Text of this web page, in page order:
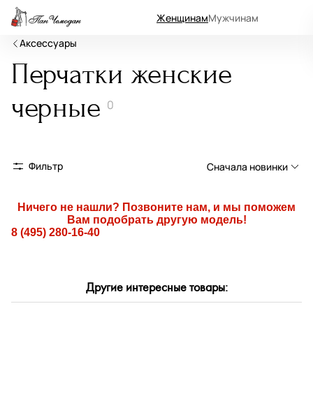
ЖенщинамМужчинам
Аксессуары
Перчатки женские
черные 0
Фильтр Сначала новинки
Сначала новинки
Сначала популярные
По размеру скидки
Ничего не нашли? Позвоните нам, и мы поможем
Вам подобрать другую модель!
8 (495) 280-16-40
Другие интересные товары: